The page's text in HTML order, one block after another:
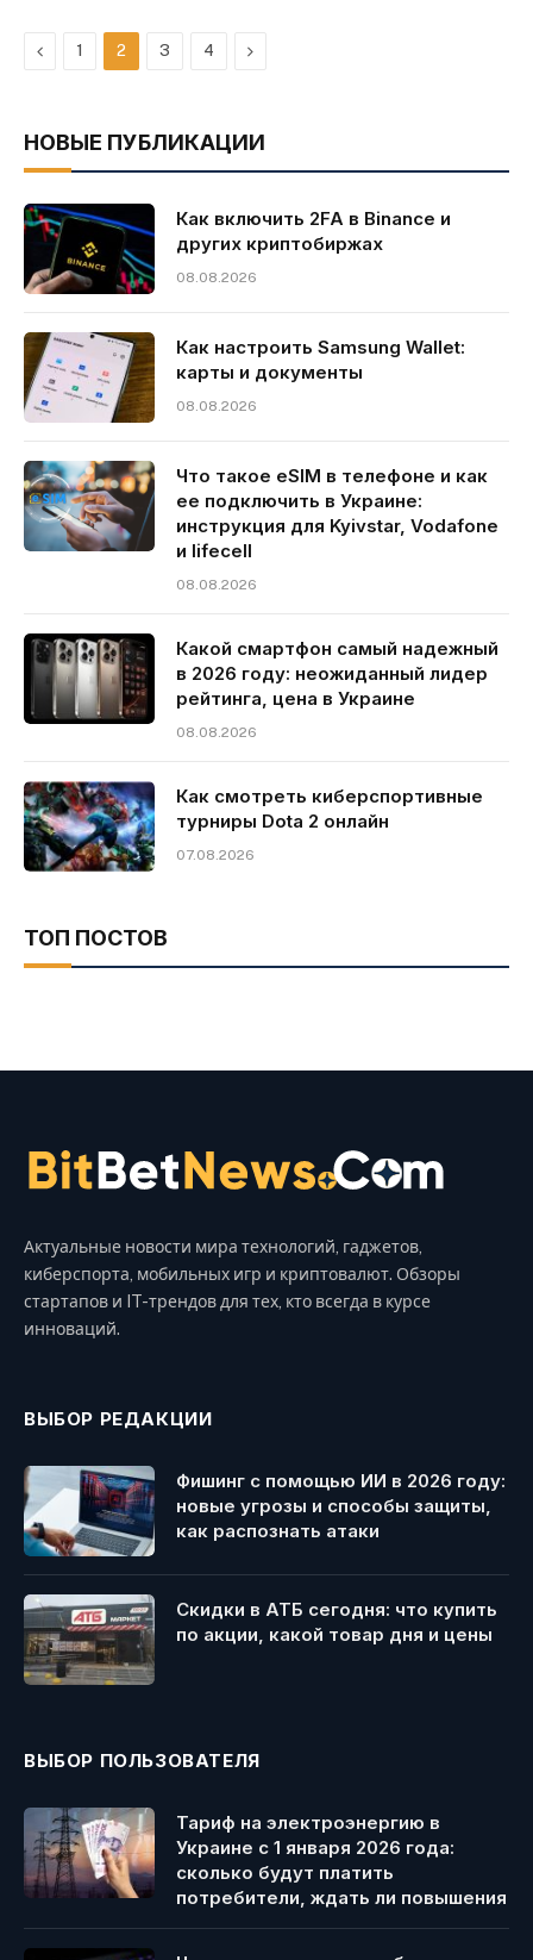
Previous
1 2 3 4 Next
НОВЫЕ ПУБЛИКАЦИИ
Как включить 2FA в Binance и
других криптобиржах
08.08.2026
Как настроить Samsung Wallet:
карты и документы
08.08.2026
Что такое eSIM в телефоне и как
ее подключить в Украине:
инструкция для Kyivstar, Vodafone
и lifecell
08.08.2026
Какой смартфон самый надежный
в 2026 году: неожиданный лидер
рейтинга, цена в Украине
08.08.2026
Как смотреть киберспортивные
турниры Dota 2 онлайн
07.08.2026
ТОП ПОСТОВ
Актуальные новости мира технологий, гаджетов,
киберспорта, мобильных игр и криптовалют. Обзоры
стартапов и IT-трендов для тех, кто всегда в курсе
инноваций.
ВЫБОР РЕДАКЦИИ
Фишинг с помощью ИИ в 2026 году:
новые угрозы и способы защиты,
как распознать атаки
Скидки в АТБ сегодня: что купить
по акции, какой товар дня и цены
ВЫБОР ПОЛЬЗОВАТЕЛЯ
Тариф на электроэнергию в
Украине с 1 января 2026 года:
сколько будут платить
потребители, ждать ли повышения